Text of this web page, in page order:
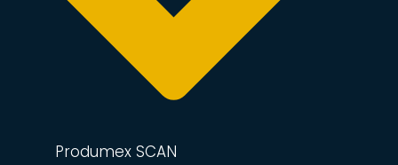
Produmex SCAN